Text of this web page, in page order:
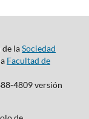
laSociedad
Facultad de
4809 versión